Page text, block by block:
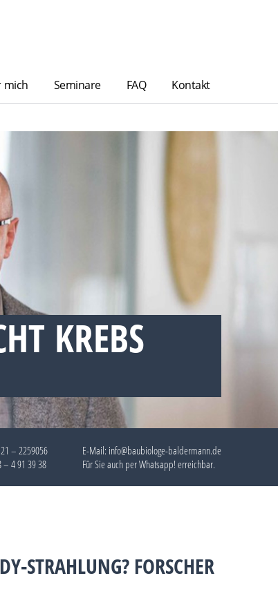
mich Seminare FAQ Kontakt
KREBS
– 2259056
– 4 91 39 38
E-Mail: info@baubiologe-baldermann.de
Für Sie auch perWhatsapp!erreichbar.
STRAHLUNG? FORSCHER